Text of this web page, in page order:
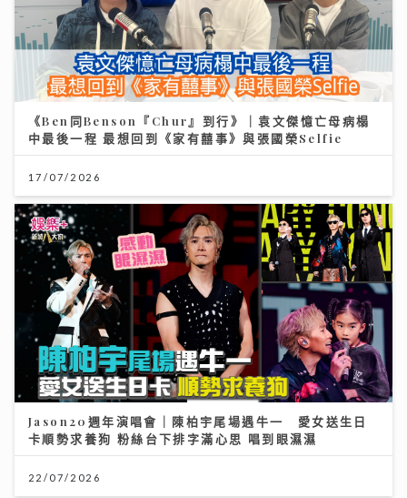
《Ben同Benson『Chur』到行》｜袁文傑憶亡母病榻
中最後一程 最想回到《家有囍事》與張國榮Selfie
17/07/2026
Jason20週年演唱會｜陳柏宇尾場遇牛一 愛女送生日
卡順勢求養狗 粉絲台下排字滿心思 唱到眼濕濕
22/07/2026